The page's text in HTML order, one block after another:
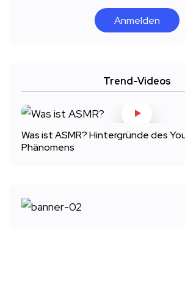
Anmelden
Trend-Videos
Was ist ASMR? Hintergründe des
Phänomens